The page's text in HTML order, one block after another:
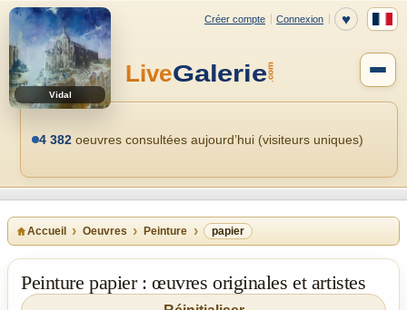
Vidal
4 382 oeuvres consultées aujourd’hui (visiteurs uniques)
Accueil Oeuvres Peinture papier
Peinture papier : œuvres originales et artistes